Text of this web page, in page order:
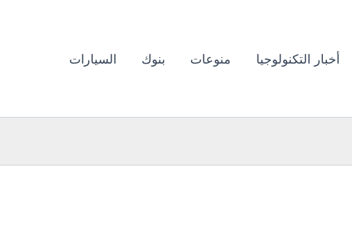
أخبار التكنولوجيا منوعات بنوك السيارات